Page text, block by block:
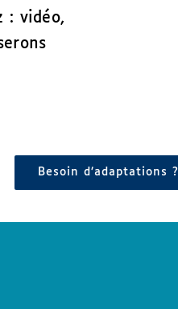
: vidéo,
Besoin d’adaptations ?